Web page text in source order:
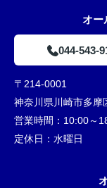
オー
044-543-
〒214-0001
神奈川県川崎市多摩
営業時間： 10:00～
定休日： 水曜日